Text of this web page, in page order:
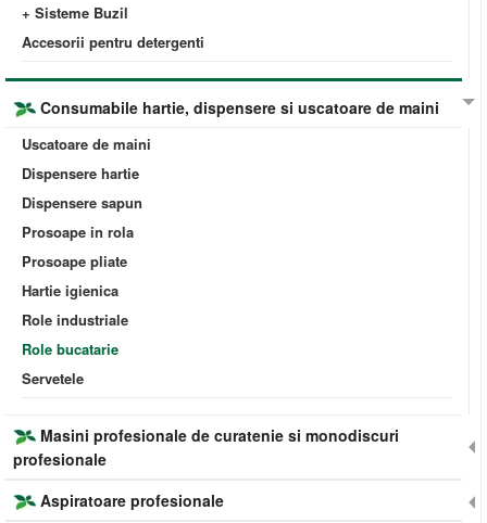
+ Sisteme Buzil
Accesorii pentru detergenti
Consumabile hartie, dispensere si uscatoare de maini
Uscatoare de maini
Dispensere hartie
Dispensere sapun
Prosoape in rola
Prosoape pliate
Hartie igienica
Role industriale
Role bucatarie
Servetele
Masini profesionale de curatenie si monodiscuri
profesionale
Aspiratoare profesionale